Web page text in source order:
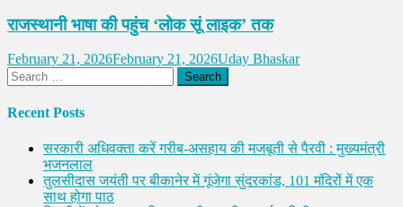
राजस्थानी भाषा की पहुंच ‘लोक सूं लाइक’ तक
February 21, 2026February 21, 2026Uday Bhaskar
Search
for:
Recent Posts
सरकारी अधिवक्ता करें गरीब-असहाय की मजबूती से पैरवी : मुख्यमंत्री
भजनलाल
तुलसीदास जयंती पर बीकानेर में गूंजेगा सुंदरकांड, 101 मंदिरों में एक
साथ होगा पाठ